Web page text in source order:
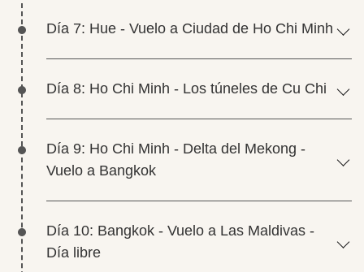
Día 7: Hue - Vuelo a Ciudad de Ho Chi Minh
Día 8: Ho Chi Minh - Los túneles de Cu Chi
Día 9: Ho Chi Minh - Delta del Mekong -
Vuelo a Bangkok
Día 10: Bangkok - Vuelo a Las Maldivas -
Día libre